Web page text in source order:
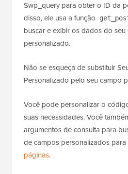
disso, ele usa a função
buscar e exibir os dados do seu
personalizado.
Personalizado pelo seu campo
suas necessidades. Você
argumentos de consulta para
de campos personalizados
páginas.